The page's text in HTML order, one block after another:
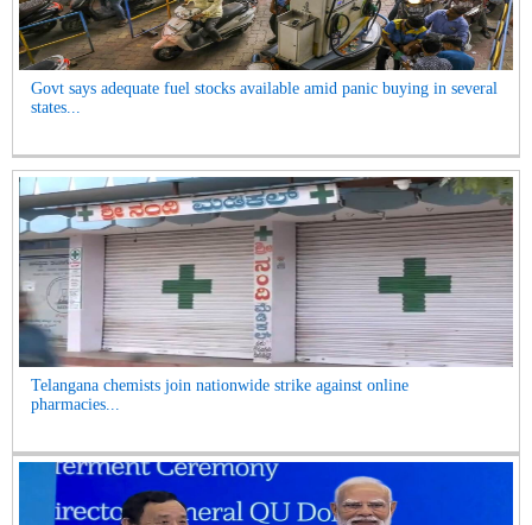
Govt says adequate fuel stocks available amid panic buying in several
states...
Telangana chemists join nationwide strike against online
pharmacies...